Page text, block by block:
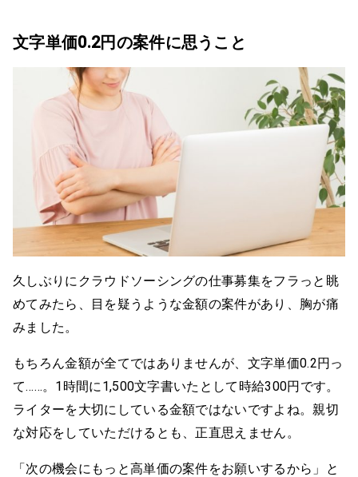
文字単価0.2円の案件に思うこと
久しぶりにクラウドソーシングの仕事募集をフラっと眺
めてみたら、目を疑うような金額の案件があり、胸が痛
みました。
もちろん金額が全てではありませんが、文字単価0.2円っ
て……。1時間に1,500文字書いたとして時給300円です。
ライターを大切にしている金額ではないですよね。親切
な対応をしていただけるとも、正直思えません。
「次の機会にもっと高単価の案件をお願いするから」と